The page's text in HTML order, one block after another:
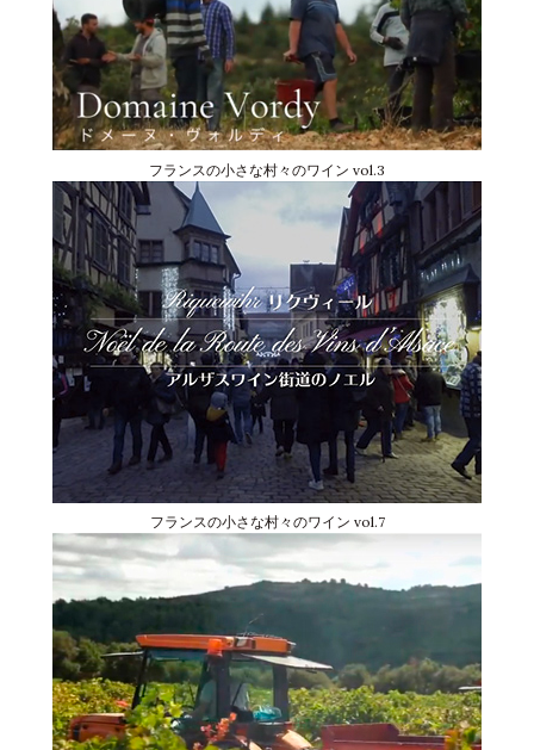
フランスの小さな村々のワイン vol.3
フランスの小さな村々のワイン vol.7